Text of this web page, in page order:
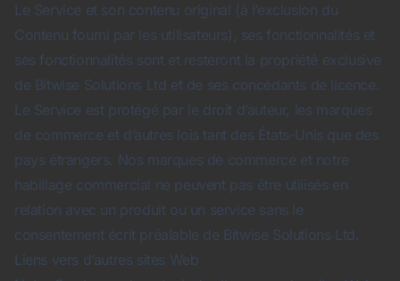
Le Service et son contenu original (à l’exclusion du
Contenu fourni par les utilisateurs), ses fonctionnalités et
ses fonctionnalités sont et resteront la propriété exclusive
de Bitwise Solutions Ltd et de ses concédants de licence.
Le Service est protégé par le droit d’auteur, les marques
de commerce et d’autres lois tant des États-Unis que des
pays étrangers. Nos marques de commerce et notre
habillage commercial ne peuvent pas être utilisés en
relation avec un produit ou un service sans le
consentement écrit préalable de Bitwise Solutions Ltd.
Liens vers d’autres sites Web